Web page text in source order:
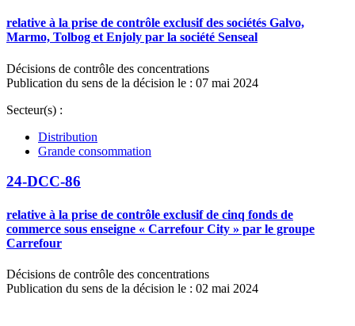
relative à la prise de contrôle exclusif des sociétés Galvo,
Marmo, Tolbog et Enjoly par la société Senseal
Décisions de contrôle des concentrations
Publication du sens de la décision le : 07 mai 2024
Secteur(s) :
Distribution
Grande consommation
24-DCC-86
relative à la prise de contrôle exclusif de cinq fonds de
commerce sous enseigne « Carrefour City » par le groupe
Carrefour
Décisions de contrôle des concentrations
Publication du sens de la décision le : 02 mai 2024